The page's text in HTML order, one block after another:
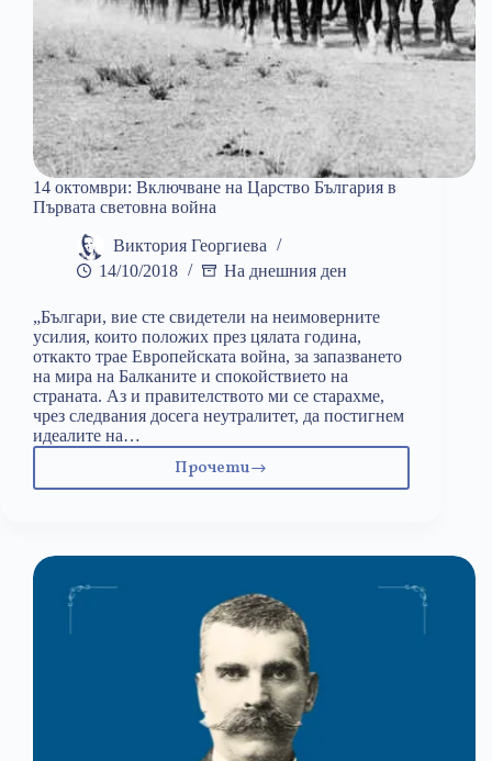
14 октомври: Включване на Царство България в
Първата световна война
Виктория Георгиева
14/10/2018
На днешния ден
„Българи, вие сте свидетели на неимоверните
усилия, които положих през цялата година,
откакто трае Европейската война, за запазването
на мира на Балканите и спокойствието на
страната. Аз и правителството ми се старахме,
чрез следвания досега неутралитет, да постигнем
идеалите на…
Прочети
14
България
в
Първата
световна
война